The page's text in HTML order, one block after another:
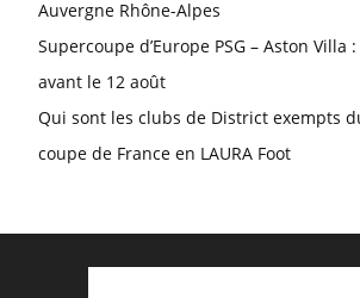
Auvergne Rhône-Alpes
Supercoupe d’Europe PSG – Aston Villa
avant le 12 août
Qui sont les clubs de District exempts
coupe de France en LAURA Foot